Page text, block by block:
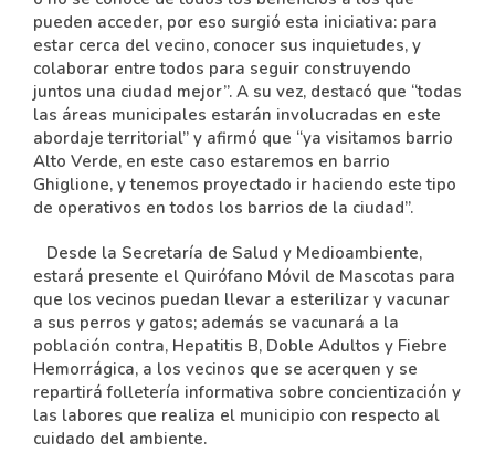
pueden acceder, por eso surgió esta iniciativa: para
estar cerca del vecino, conocer sus inquietudes, y
colaborar entre todos para seguir construyendo
juntos una ciudad mejor”. A su vez, destacó que “todas
las áreas municipales estarán involucradas en este
abordaje territorial” y afirmó que “ya visitamos barrio
Alto Verde, en este caso estaremos en barrio
Ghiglione, y tenemos proyectado ir haciendo este tipo
de operativos en todos los barrios de la ciudad”.
Desde la Secretaría de Salud y Medioambiente,
estará presente el Quirófano Móvil de Mascotas para
que los vecinos puedan llevar a esterilizar y vacunar
a sus perros y gatos; además se vacunará a la
población contra, Hepatitis B, Doble Adultos y Fiebre
Hemorrágica, a los vecinos que se acerquen y se
repartirá folletería informativa sobre concientización y
las labores que realiza el municipio con respecto al
cuidado del ambiente.